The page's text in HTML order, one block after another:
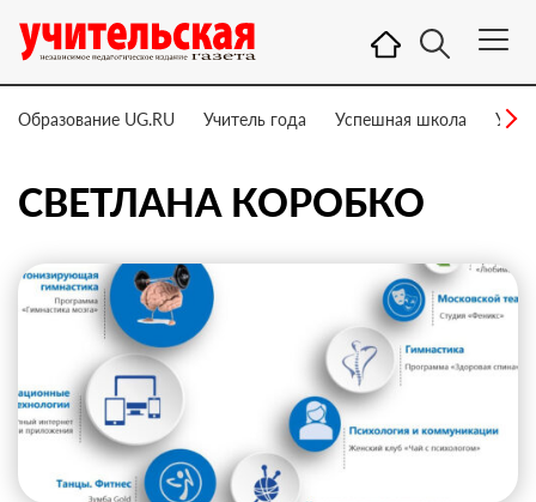
Образование UG.RU Учитель года Успешная школа
СВЕТЛАНА КОРОБКО